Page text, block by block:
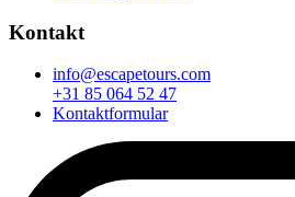
Kontakt
info@escapetours.com
+31 85 064 52 47
Kontaktformular